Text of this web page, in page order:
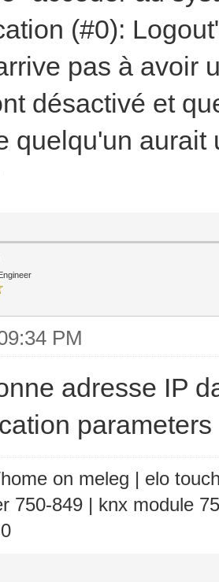
(#0):
pas à avoir
désactivé et
quelqu'un
PM
adresse IP
parameters
on meleg | elo
750-849 | knx module